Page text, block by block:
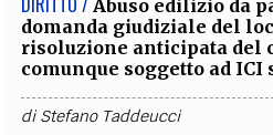
Abuso edilizio da
domanda giudiziale del
risoluzione anticipata del
comunque soggetto ad ICI
diStefano Taddeucci